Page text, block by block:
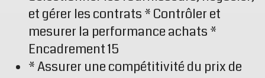
et gérer les contrats * Contrôler et
mesurer la performance achats *
Encadrement 15
* Assurer une compétitivité du prix de